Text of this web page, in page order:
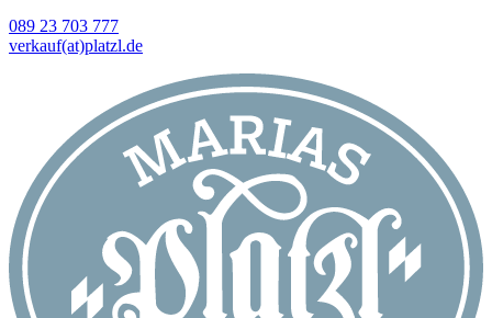
089 23 703 777
verkauf(at)platzl.de